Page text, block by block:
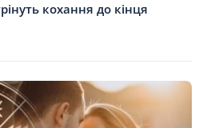
кохання до кінця